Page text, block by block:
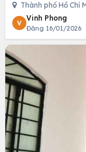
Thành phố Hồ Chí
V
Vinh Phong
Đăng 16/01/2026